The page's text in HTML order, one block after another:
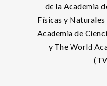
de la Academia
Físicas y
Academia de
y The World